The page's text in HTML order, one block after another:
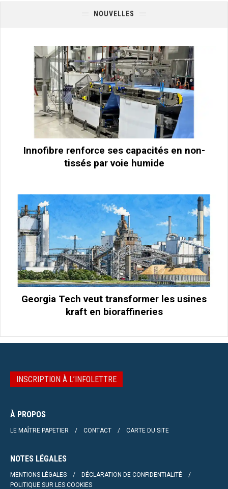
NOUVELLES
Innofibre renforce ses capacités en non-
tissés par voie humide
Georgia Tech veut transformer les usines
kraft en bioraffineries
INSCRIPTION À L’INFOLETTRE
À PROPOS
LE MAÎTRE PAPETIER CONTACT CARTE DU SITE
NOTES LÉGALES
MENTIONS LÉGALES
DÉCLARATION DE CONFIDENTIALITÉ
POLITIQUE SUR LES COOKIES